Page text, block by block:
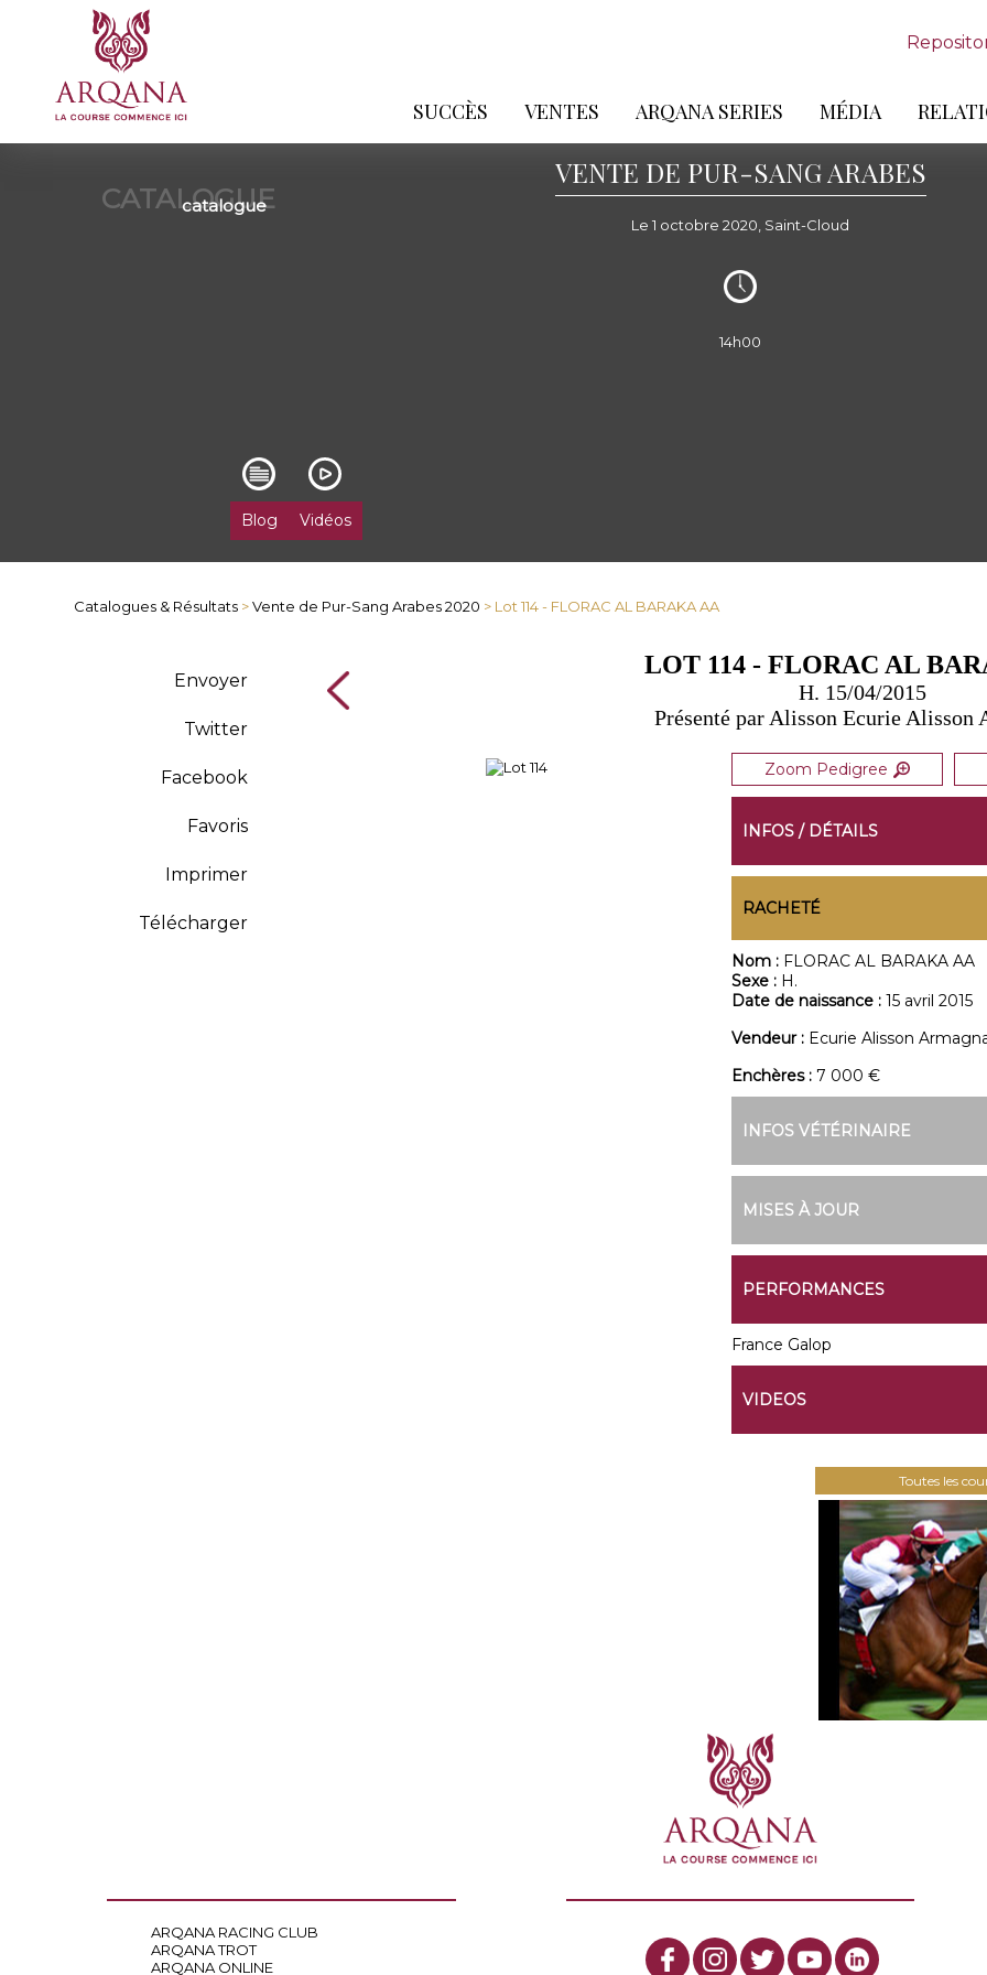
SUCCÈS VENTES ARQANA SERIES MÉDIA
CATALOGUE
catalogue
VENTE DE PUR-SANG ARABES
Le 1 octobre 2020, Saint-Cloud
Blog Vidéos
14h00
Catalogues & Résultats >Vente de Pur-Sang Arabes 2020 > Lot 114 - FLORAC AL BARAKA AA
Envoyer
Twitter
Facebook
Favoris
Imprimer
Télécharger
LOT 114 - FLORAC AL
H. 15/04/2015
Présenté par Alisson Ecurie Alisson
Zoom Pedigree
INFOS / DÉTAILS
RACHETÉ
Nom : FLORAC AL BARAKA AA
Sexe : H.
Date de naissance : 15 avril 2015
Vendeur : Ecurie Alisson
Enchères : 7 000 €
INFOS VÉTÉRINAIRE
MISES À JOUR
PERFORMANCES
France Galop
VIDEOS
Toutes les
ARQANA RACING CLUB
ARQANA TROT
ARQANA ONLINE